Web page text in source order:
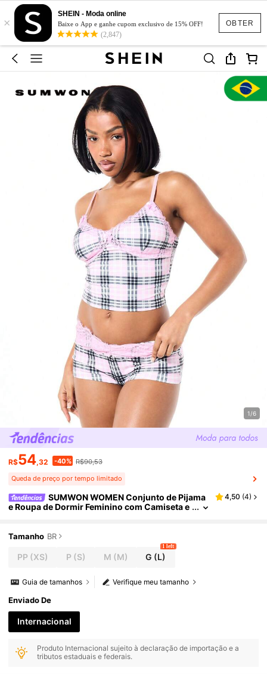
OBTER
×
SHEIN - Moda online
Baixe o App e ganhe cupom exclusivo de 15% OFF!
(2,847)
1/6
R$54,32 -40% R$90,53
Queda de preço por tempo limitado
SUMWON WOMEN Conjunto de Pijama
e Roupa de Dormir Feminino com Camiseta e
4,50 (4)
Tamanho BR
PP (XS) P (S) M (M) G (L)
1 left
Verifique meu tamanho
Guia de tamanhos
Enviado De
Internacional
Produto Internacional sujeito à declaração de importação e a
tributos estaduais e federais.